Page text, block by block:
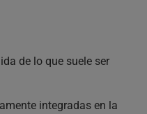
de lo que suele ser
integradas en la